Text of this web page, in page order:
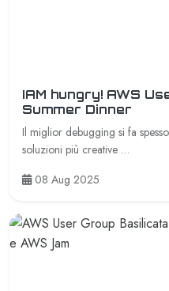
IAM hungry! AWS
Summer Dinner
Il miglior debugging si fa
soluzioni più creative …
08 Aug 2025